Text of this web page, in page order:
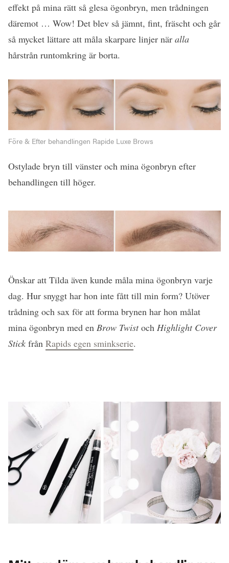
effekt på mina rätt så glesa ögonbryn, men trådningen
däremot … Wow! Det blev så jämnt, fint, fräscht och går
så mycket lättare att måla skarpare linjer när alla
hårstrån runtomkring är borta.
Före & Efter behandlingen Rapide Luxe Brows
Ostylade bryn till vänster och mina ögonbryn efter
behandlingen till höger.
Önskar att Tilda även kunde måla mina ögonbryn varje
dag. Hur snyggt har hon inte fått till min form? Utöver
trådning och sax för att forma brynen har hon målat
mina ögonbryn med en Brow Twistoch Highlight Cover
Stick från Rapids egen sminkserie.